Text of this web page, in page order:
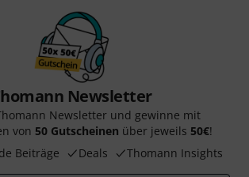
Newsletter
Newsletter und gewinne mit
von 50 Gutscheinen über jeweils 50€!
Beiträge
Deals Thomann Insights